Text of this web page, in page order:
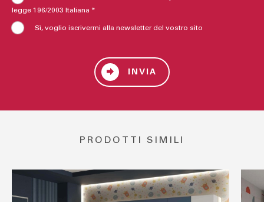
legge 196/2003 Italiana *
Sì, voglio iscrivermi alla newsletter del vostro sito
INVIA
PRODOTTI SIMILI